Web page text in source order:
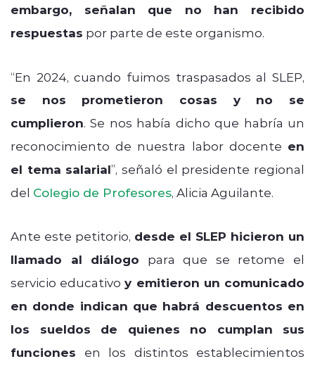
embargo, señalan que no han recibido
respuestas por parte de este organismo.
“En 2024, cuando fuimos traspasados al SLEP,
se nos prometieron cosas y no se
cumplieron. Se nos había dicho que habría un
reconocimiento de nuestra labor docente en
el tema salarial”, señaló el presidente regional
del Colegio de Profesores, Alicia Aguilante.
Ante este petitorio, desde el SLEP hicieron un
llamado al diálogo para que se retome el
servicio educativoy emitieron un comunicado
en donde indican que habrá descuentos en
los sueldos de quienes no cumplan sus
funciones en los distintos establecimientos